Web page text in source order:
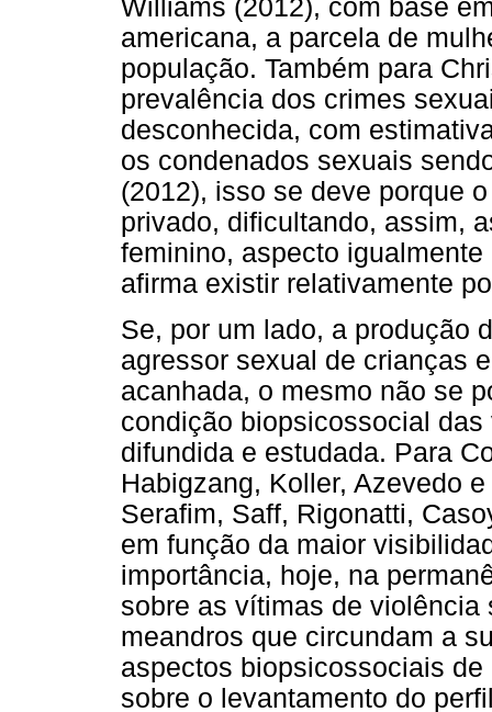
Williams (2012), com base
americana, a parcela de
população. Também para
prevalência dos crimes
desconhecida, com
os condenados sexuais
(2012), isso se deve porque
privado, dificultando, assim,
feminino, aspecto
afirma existir relativamente
Se, por um lado, a produção
agressor sexual de crianças
acanhada, o mesmo não se
condição biopsicossocial
difundida e estudada. Para
Habigzang, Koller, Azevedo
Serafim, Saff, Rigonatti,
em função da maior
importância, hoje, na
sobre as vítimas de
meandros que circundam a
aspectos biopsicossociais
sobre o levantamento do